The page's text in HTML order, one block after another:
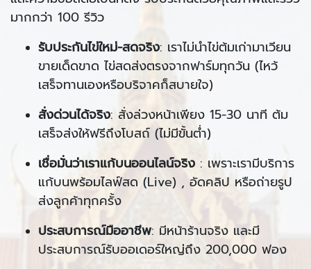
มากกว่า 100 รีวิว
รับประกันไข่ใหม่-สดจริง: เราไม่นำไข่ต้มเก่ามาเวียน
ขายเด็ดขาด ไข่สดส่งตรงจากฟาร์มทุกวัน (ไหว้
เสร็จทานเองหรือบริจาคก็สบายใจ)
สั่งด่วนได้จริง: สั่งล่วงหน้าเพียง 15-30 นาที ต้ม
เสร็จส่งให้ฟรีถึงโบสถ์ (ไม่มีขั้นต่ำ)
เชื่อมั่นว่าเราแก้บนออนไลน์จริง : เพราะเรามีบริการ
แก้บนพร้อมไลฟ์สด (Live) , อัดคลิป หรือถ่ายรูป
ส่งลูกค้าทุกครั้ง
ประสบการณ์มืออาชีพ: มีหน้าร้านจริง และมี
ประสบการณ์รับออเดอร์ใหญ่ถึง 200,000 ฟอง